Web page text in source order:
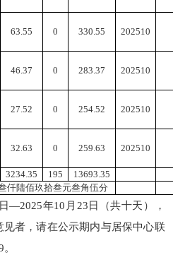
63.55 0 330.55 202510
46.37 0 283.37 202510
27.52 0 254.52 202510
32.63 0 259.63 202510
3234.35 195
13693.35
仟陆佰玖拾叁元叁角伍分
—2025年10月23日（共十天 ）
，
者，请在公示期内与居保中心联